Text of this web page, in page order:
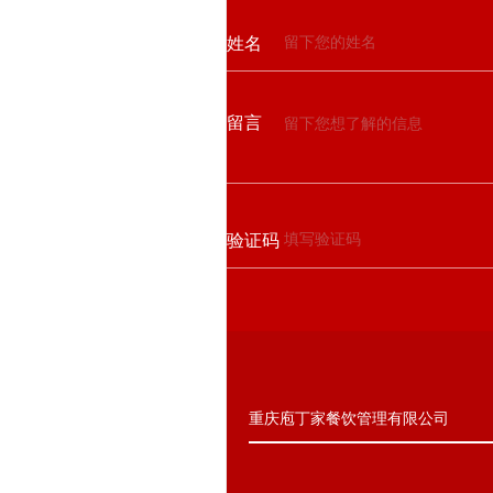
姓名
留言
验证码
重庆庖丁家餐饮管理有限公司